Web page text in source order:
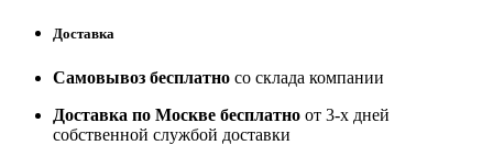
Доставка
Самовывоз бесплатно со склада компании
Доставка по Москве бесплатно от 3-х дней
собственной службой доставки